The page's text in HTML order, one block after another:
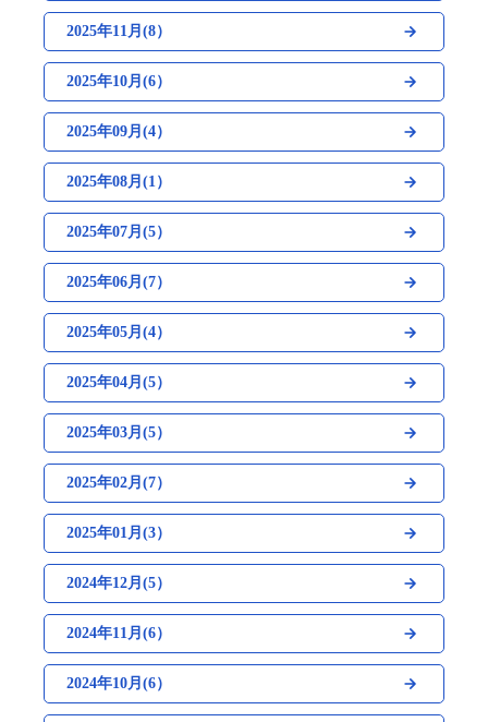
2025年11月(8）
2025年10月(6）
2025年09月(4）
2025年08月(1）
2025年07月(5）
2025年06月(7）
2025年05月(4）
2025年04月(5）
2025年03月(5）
2025年02月(7）
2025年01月(3）
2024年12月(5）
2024年11月(6）
2024年10月(6）